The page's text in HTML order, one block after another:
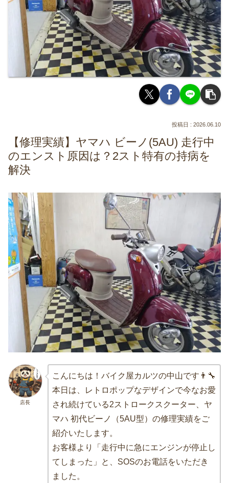
2026.06.10
【修理実績】ヤマハ ビーノ(5AU) 走行中
のエンスト原因は？2スト特有の持病を
解決
店長
こんにちは！バイク屋カルツの中山です👨‍🔧
本日は、レトロポップなデザインで今なお愛
され続けている2ストロークスクーター、ヤ
マハ 初代ビーノ（5AU型）の修理実績をご
紹介いたします。
お客様より「走行中に急にエンジンが停止し
てしまった」と、SOSのお電話をいただき
ました。